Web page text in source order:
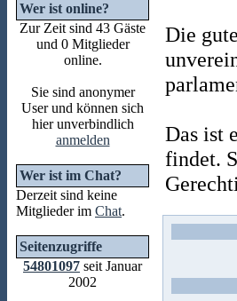
Wer ist online?
Zur Zeit sind 43 Gäste
und 0 Mitglieder
online.
Sie sind anonymer
User und können sich
hier unverbindlich
anmelden
Wer ist im Chat?
Derzeit sind keine
Mitglieder im Chat.
Seitenzugriffe
54801097 seit Januar
2002
Die
Das ist
findet.